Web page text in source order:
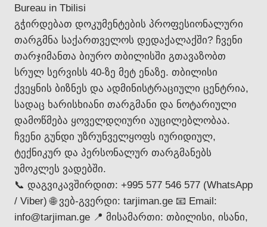
Bureau in Tbilisi
გჭირდებათ დოკუმენტების პროფესიონალური
თარგმნა საქართველოს დედაქალაქში? ჩვენი
თარჯიმანთა ბიურო თბილისში გთავაზობთ
სრულ სერვისს 40-ზე მეტ ენაზე. თბილისი
ქვეყნის ბიზნეს და ადმინისტრაციული ცენტრია,
სადაც ხარისხიანი თარგმანი და ნოტარიული
დამოწმება ყოველდღიური აუცილებლობაა.
ჩვენი გუნდი უზრუნველყოფს იურიდიულ,
ტექნიკურ და პერსონალურ თარგმანებს
უმოკლეს ვადებში.
📞 დაგვიკავშირდით: +995 577 546 577 (WhatsApp
/ Viber) 🌐 ვებ-გვერდი: tarjiman.ge 📧 Email:
info@tarjiman.ge 📍 მისამართი: თბილისი, ისანი,